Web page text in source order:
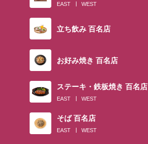
EAST WEST
立ち飲み 百名店
お好み焼き 百名店
ステーキ・鉄板焼き 百名店
EAST WEST
そば 百名店
EAST WEST